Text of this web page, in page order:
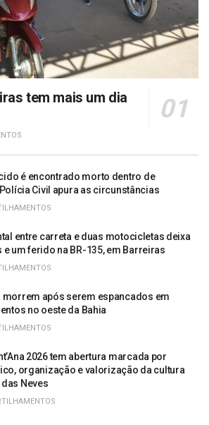
tem mais um dia
é encontrado morto dentro de
Civil apura as circunstâncias
entre carreta e duas motocicletas deixa
um ferido na BR-135, em Barreiras
morrem após serem espancados em
no oeste da Bahia
2026 tem abertura marcada por
organização e valorização da cultura
Neves